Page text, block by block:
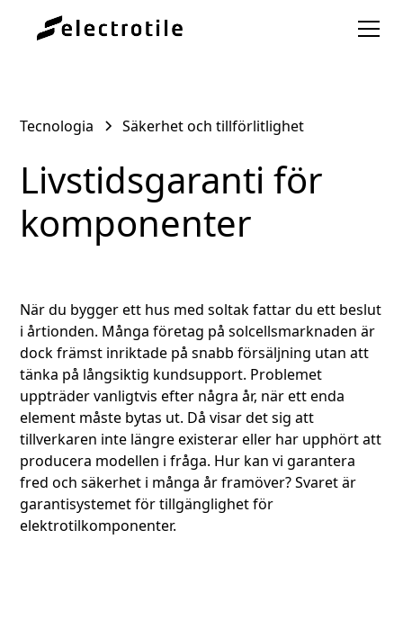
Tecnologia Säkerhet och tillförlitlighet
Livstidsgaranti för
komponenter
När du bygger ett hus med soltak fattar du ett beslut
i årtionden. Många företag på solcellsmarknaden är
dock främst inriktade på snabb försäljning utan att
tänka på långsiktig kundsupport. Problemet
uppträder vanligtvis efter några år, när ett enda
element måste bytas ut. Då visar det sig att
tillverkaren inte längre existerar eller har upphört att
producera modellen i fråga. Hur kan vi garantera
fred och säkerhet i många år framöver? Svaret är
garantisystemet för tillgänglighet för
elektrotilkomponenter.